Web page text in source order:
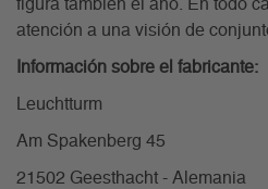
figura también el año. En todo
atención a una visión de
Información sobre el fabricante:
Leuchtturm
Am Spakenberg 45
21502 Geesthacht - Alemania